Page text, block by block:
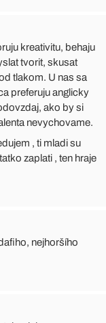
kreativitu, behaju
tvorit, skusat
tlakom. U nas sa
preferuju anglicky
ako by si
nevychovame.
, ti mladi su
zaplati , ten hraje
nejhoršího